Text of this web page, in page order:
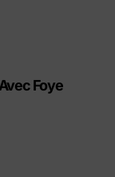
Foye